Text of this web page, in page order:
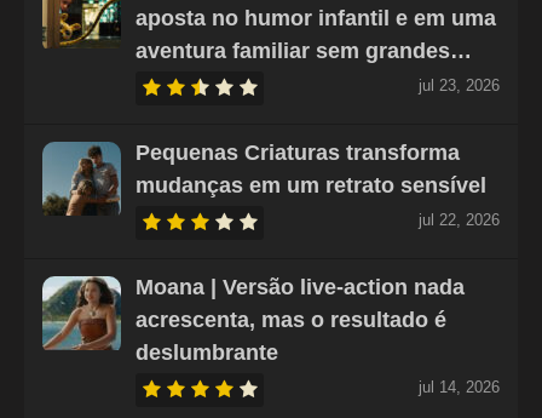
aposta no humor infantil e em uma
aventura familiar sem grandes…
jul 23, 2026
Pequenas Criaturas transforma
mudanças em um retrato sensível
jul 22, 2026
Moana | Versão live-action nada
acrescenta, mas o resultado é
deslumbrante
jul 14, 2026